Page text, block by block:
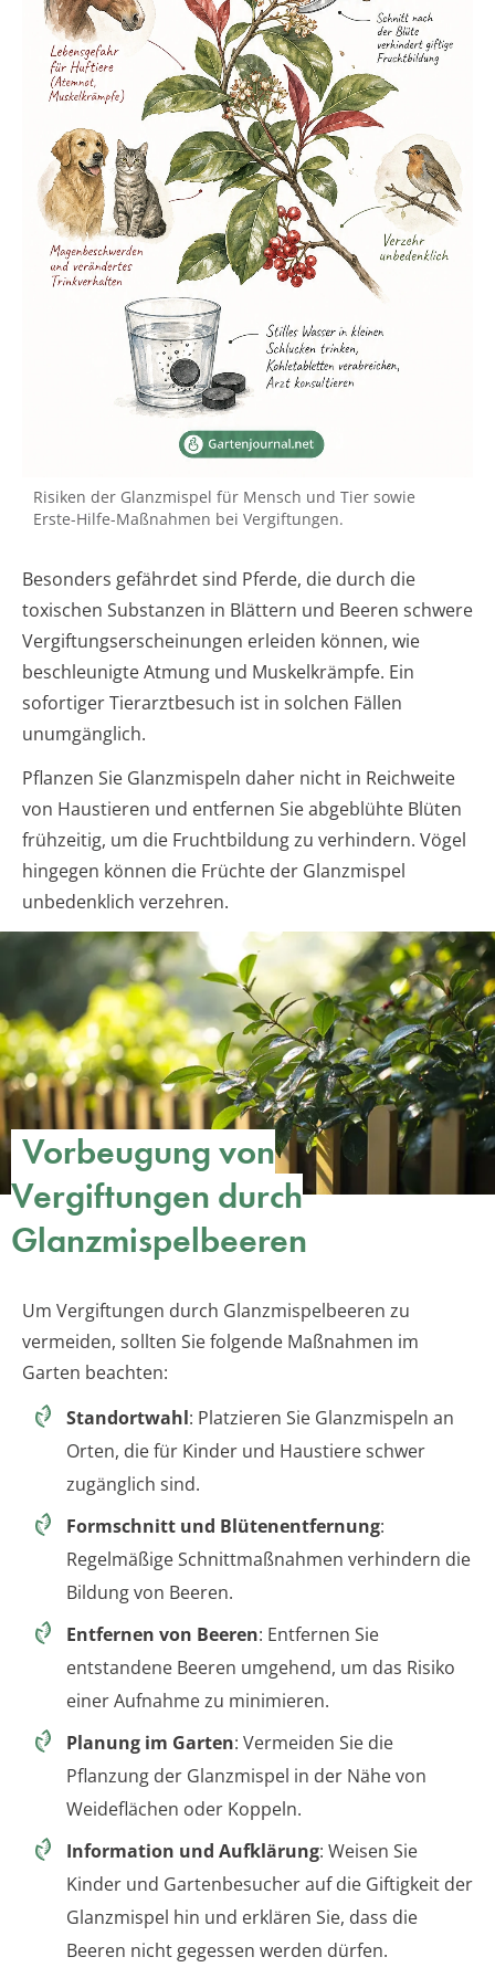
Risiken der Glanzmispel für Mensch und Tier sowie
Erste-Hilfe-Maßnahmen bei Vergiftungen.
Besonders gefährdet sind Pferde, die durch die
toxischen Substanzen in Blättern und Beeren schwere
Vergiftungserscheinungen erleiden können, wie
beschleunigte Atmung und Muskelkrämpfe. Ein
sofortiger Tierarztbesuch ist in solchen Fällen
unumgänglich.
Pflanzen Sie Glanzmispeln daher nicht in Reichweite
von Haustieren und entfernen Sie abgeblühte Blüten
frühzeitig, um die Fruchtbildung zu verhindern. Vögel
hingegen können die Früchte der Glanzmispel
unbedenklich verzehren.
Vorbeugung von
Vergiftungen durch
Glanzmispelbeeren
Um Vergiftungen durch Glanzmispelbeeren zu
vermeiden, sollten Sie folgende Maßnahmen im
Garten beachten:
Standortwahl: Platzieren Sie Glanzmispeln an
Orten, die für Kinder und Haustiere schwer
zugänglich sind.
Formschnitt und Blütenentfernung:
Regelmäßige Schnittmaßnahmen verhindern die
Bildung von Beeren.
Entfernen von Beeren: Entfernen Sie
entstandene Beeren umgehend, um das Risiko
einer Aufnahme zu minimieren.
Planung im Garten: Vermeiden Sie die
Pflanzung der Glanzmispel in der Nähe von
Weideflächen oder Koppeln.
Information und Aufklärung: Weisen Sie
Kinder und Gartenbesucher auf die Giftigkeit der
Glanzmispel hin und erklären Sie, dass die
Beeren nicht gegessen werden dürfen.